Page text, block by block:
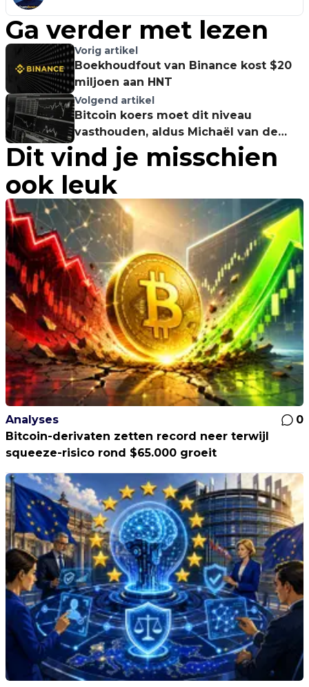
Ga verder met lezen
Vorig artikel
Boekhoudfout van Binance kost $20
miljoen aan HNT
Volgend artikel
Bitcoin koers moet dit niveau
vasthouden, aldus Michaël van de
Poppe
Dit vind je misschien
ook leuk
Analyses
0
Bitcoin-derivaten zetten record neer terwijl
squeeze-risico rond $65.000 groeit